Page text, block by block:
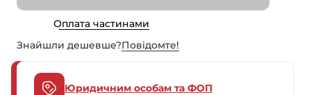
Оплата частинами
Знайшли дешевше?Повiдомте!
Юридичним особам та ФОП